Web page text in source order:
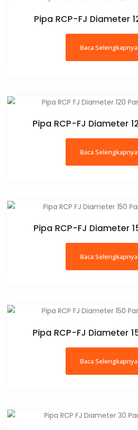
Pipa RCP-FJ Diameter
Baca Selengkapnya
Pipa RCP-FJ Diameter
Baca Selengkapnya
Pipa RCP-FJ Diameter
Baca Selengkapnya
Pipa RCP-FJ Diameter
Baca Selengkapnya